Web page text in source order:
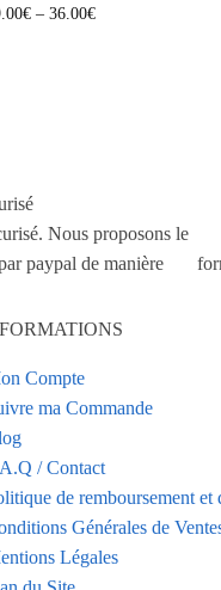
€– 36.00€
Nous proposons le
paypal de manière
Compte
ma Commande
/ Contact
de remboursement et
Générales de
Légales